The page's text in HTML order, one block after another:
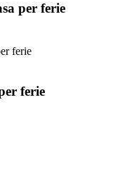
per ferie
ferie
ferie